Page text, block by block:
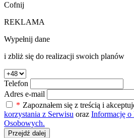
Cofnij
REKLAMA
Wypełnij dane
i zbliż się do realizacji swoich planów
Telefon
Adres e-mail
* Zapoznałem się z treścią i
korzystania z Serwisu oraz Informację o
Osobowych.
Przejdź dalej